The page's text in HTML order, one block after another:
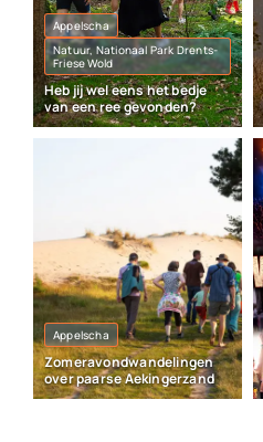
Appelscha
Natuur, Nationaal Park Drents-
Friese Wold
Heb jij wel eens het bedje
van een ree gevonden?
Appelscha
Zomeravondwandelingen
over paarse Aekingerzand